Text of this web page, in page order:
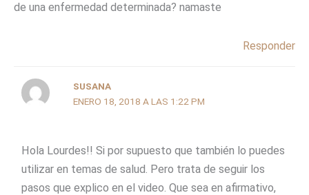
de una enfermedad determinada? namaste
Responder
SUSANA
ENERO 18, 2018 A LAS 1:22 PM
Hola Lourdes!! Si por supuesto que también lo puedes
utilizar en temas de salud. Pero trata de seguir los
pasos que explico en el video. Que sea en afirmativo,